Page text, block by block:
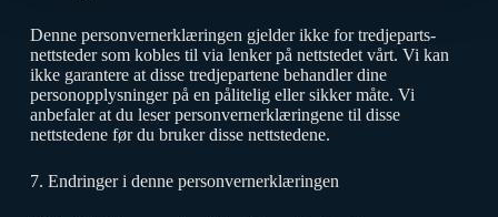
Denne personvernerklæringen gjelder ikke for tredjeparts-
nettsteder som kobles til via lenker på nettstedet vårt. Vi kan
ikke garantere at disse tredjepartene behandler dine
personopplysninger på en pålitelig eller sikker måte. Vi
anbefaler at du leser personvernerklæringene til disse
nettstedene før du bruker disse nettstedene.
7. Endringer i denne personvernerklæringen